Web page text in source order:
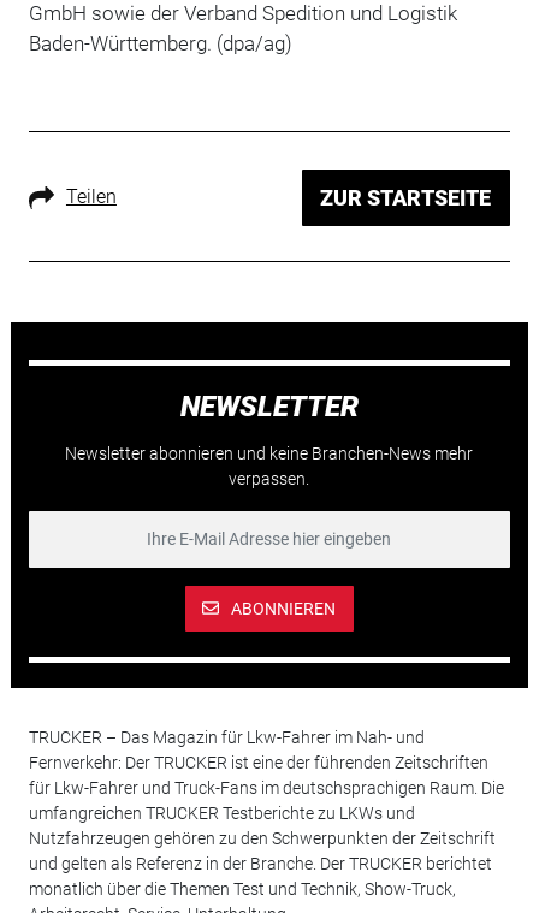
GmbH sowie der Verband Spedition und Logistik
Baden-Württemberg. (dpa/ag)
Teilen ZUR STARTSEITE
NEWSLETTER
Newsletter abonnieren und keine Branchen-News mehr
verpassen.
ABONNIEREN
TRUCKER – Das Magazin für Lkw-Fahrer im Nah- und
Fernverkehr: Der TRUCKER ist eine der führenden Zeitschriften
für Lkw-Fahrer und Truck-Fans im deutschsprachigen Raum. Die
umfangreichen TRUCKER Testberichte zu LKWs und
Nutzfahrzeugen gehören zu den Schwerpunkten der Zeitschrift
und gelten als Referenz in der Branche. Der TRUCKER berichtet
monatlich über die Themen Test und Technik, Show-Truck,